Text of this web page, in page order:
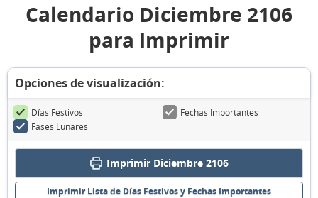
Calendario Diciembre 2106
para Imprimir
Opciones de visualización:
Días Festivos
Fechas Importantes
Fases Lunares
Imprimir Diciembre 2106
Imprimir Lista de Días Festivos y Fechas Importantes